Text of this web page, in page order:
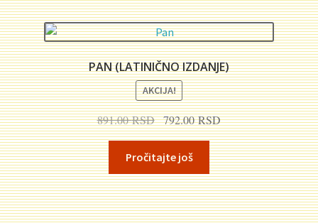
PAN (LATINIČNO IZDANJE)
AKCIJA!
891.00RSDOriginalna
cena
je
bila:
891.00 RSD.
792.00RSDTrenutna
cena
je:
792.00 RSD.
Pročitajte još